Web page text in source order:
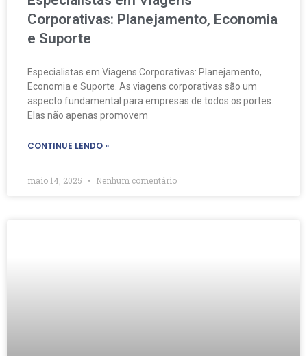
Corporativas: Planejamento, Economia
e Suporte
Especialistas em Viagens Corporativas: Planejamento,
Economia e Suporte. As viagens corporativas são um
aspecto fundamental para empresas de todos os portes.
Elas não apenas promovem
CONTINUE LENDO »
maio 14, 2025 Nenhum comentário